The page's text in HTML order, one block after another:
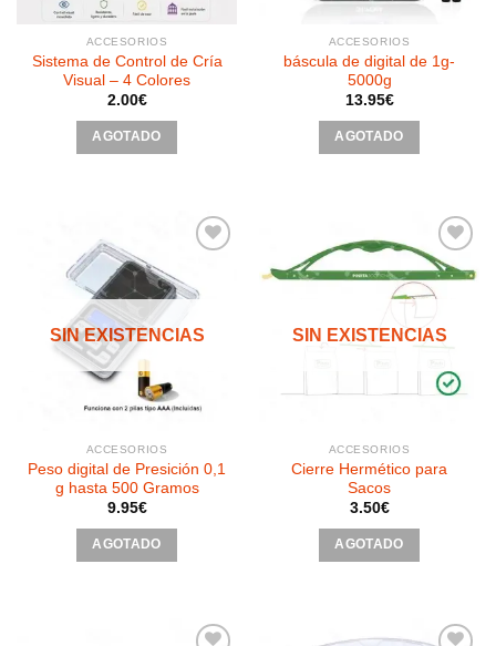
ACCESORIOS
Sistema de Control de Cría
Visual – 4 Colores
2.00€
AGOTADO
ACCESORIOS
báscula de digital de 1g-
5000g
13.95€
AGOTADO
lista de
SIN EXISTENCIAS
ACCESORIOS
Peso digital de Presición 0,1
g hasta 500 Gramos
9.95€
AGOTADO
lista de
deseos
SIN EXISTENCIAS
ACCESORIOS
Cierre Hermético para
Sacos
3.50€
AGOTADO